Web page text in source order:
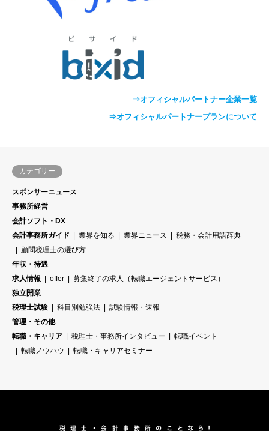
⇒オフィシャルパートナー企業一覧
⇒オフィシャルパートナープランについて
カテゴリー
スポンサーニュース
事務所経営
会計ソフト・DX
会計事務所ガイド
業界を知る 業界ニュース
税務・会計用語辞典
顧問税理士の選び方
年収・待遇
求人情報
offer
募集終了の求人（転職エージェントサービス）
独立開業
税理士試験
科目別勉強法
試験情報・速報
管理・その他
転職・キャリア
税理士・事務所インタビュー
転職イベント
転職ノウハウ
転職・キャリアセミナー